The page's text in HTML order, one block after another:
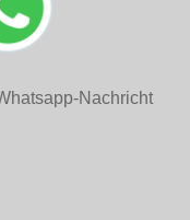
Nachricht